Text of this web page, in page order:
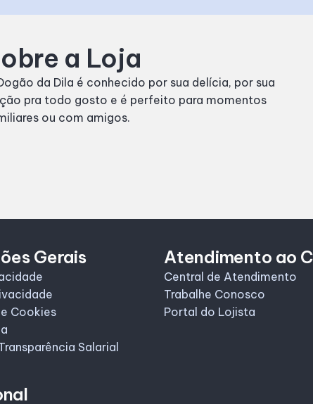
a Loja
da Dila é conhecido por sua delícia, por sua
pra todo gosto e é perfeito para momentos
ou com amigos.
Gerais
Cookies
Salarial
Atendimento ao
Central de Atendimento
Trabalhe Conosco
Portal do Lojista